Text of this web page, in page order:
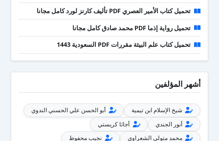
تحميل كتاب الأمير العصري PDF تأليف كارنز لورد كامل مجانا
تحميل رواية إذما PDF محمد صادق كامل مجانا
تحميل كتاب علم البيئة مقررات PDF السعودية 1443
أشهر المؤلفين
شيخ الإسلام ابن تيمية
أبو الحسن علي الحسني الندوي
أنور الجندي
أجاثا كريستي
محمد متولي الشعراوي
نجيب محفوظ